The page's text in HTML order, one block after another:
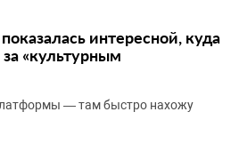
интересной, куда
«культурным
— там быстро нахожу